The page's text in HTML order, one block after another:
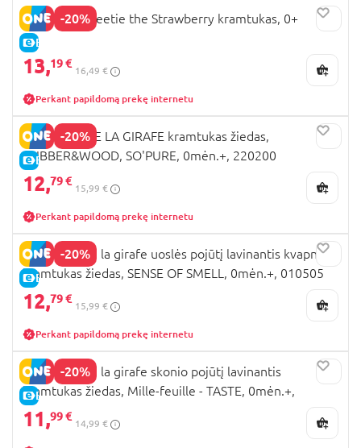
-20%
E-KAINA
Oli&Carol Sweetie the Strawberry kramtukas, 0+
13,19 €
16,49 €
Perkant papildomą prekę internetu
-20%
E-KAINA
VULLI SOPHIE LA GIRAFE kramtukas žiedas,
RUBBER&WOOD, SO'PURE, 0mėn.+, 220200
12,79 €
15,99 €
Perkant papildomą prekę internetu
-20%
E-KAINA
VULLI Sophie la girafe uoslės pojūtį lavinantis kvapnus
kramtukas žiedas, SENSE OF SMELL, 0mėn.+, 010505
12,79 €
15,99 €
Perkant papildomą prekę internetu
-20%
E-KAINA
VULLI Sophie la girafe skonio pojūtį lavinantis
kramtukas žiedas, Mille-feuille - TASTE, 0mėn.+,
010501
11,99 €
14,99 €